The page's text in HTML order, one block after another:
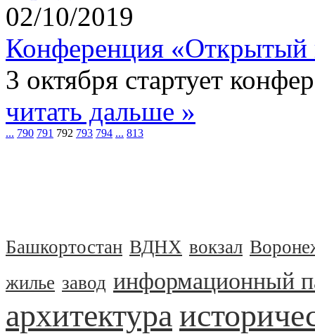
02/10/2019
Конференция «Открытый
3 октября стартует
читать дальше »
... 790 791 792 793 794 ... 813
Башкортостан ВДНХ вокзал
жилье завод информационный
архитектура